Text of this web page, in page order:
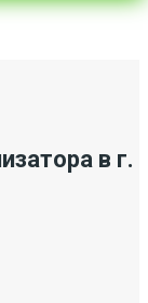
в г.